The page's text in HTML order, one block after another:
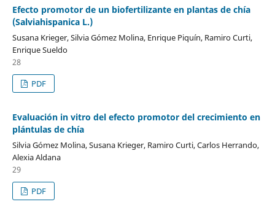
Efecto promotor de un biofertilizante en plantas de chía
(Salviahispanica L.)
Susana Krieger, Silvia Gómez Molina, Enrique Piquín, Ramiro Curti,
Enrique Sueldo
28
PDF
Evaluación in vitro del efecto promotor del crecimiento en
plántulas de chía
Silvia Gómez Molina, Susana Krieger, Ramiro Curti, Carlos Herrando,
Alexia Aldana
29
PDF